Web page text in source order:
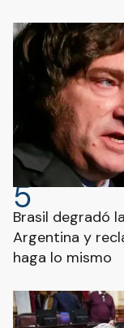
5
Brasil degradó
Argentina y
haga lo mismo